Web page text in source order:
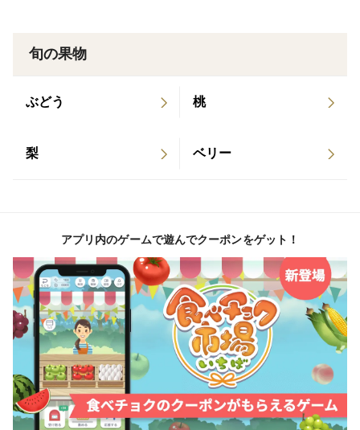
品種や玉数によって１段詰めた時の重さも若干変わりま
信州の環境にやさしい農産物認証（※）を取得していま
成農薬については50％です。
たちですので、お許しください。
※信州の環境にやさしい農産物認証とは、地域の一般的
な栽培方法と比較して、化学肥料及び化学合成農薬を
50％以上（一部30％以上）削減した方法で生産された
農産物を認証する制度です。
旬の果物
ぶどう 桃
梨 ベリー
アプリ内のゲームで遊んでクーポンをゲット！